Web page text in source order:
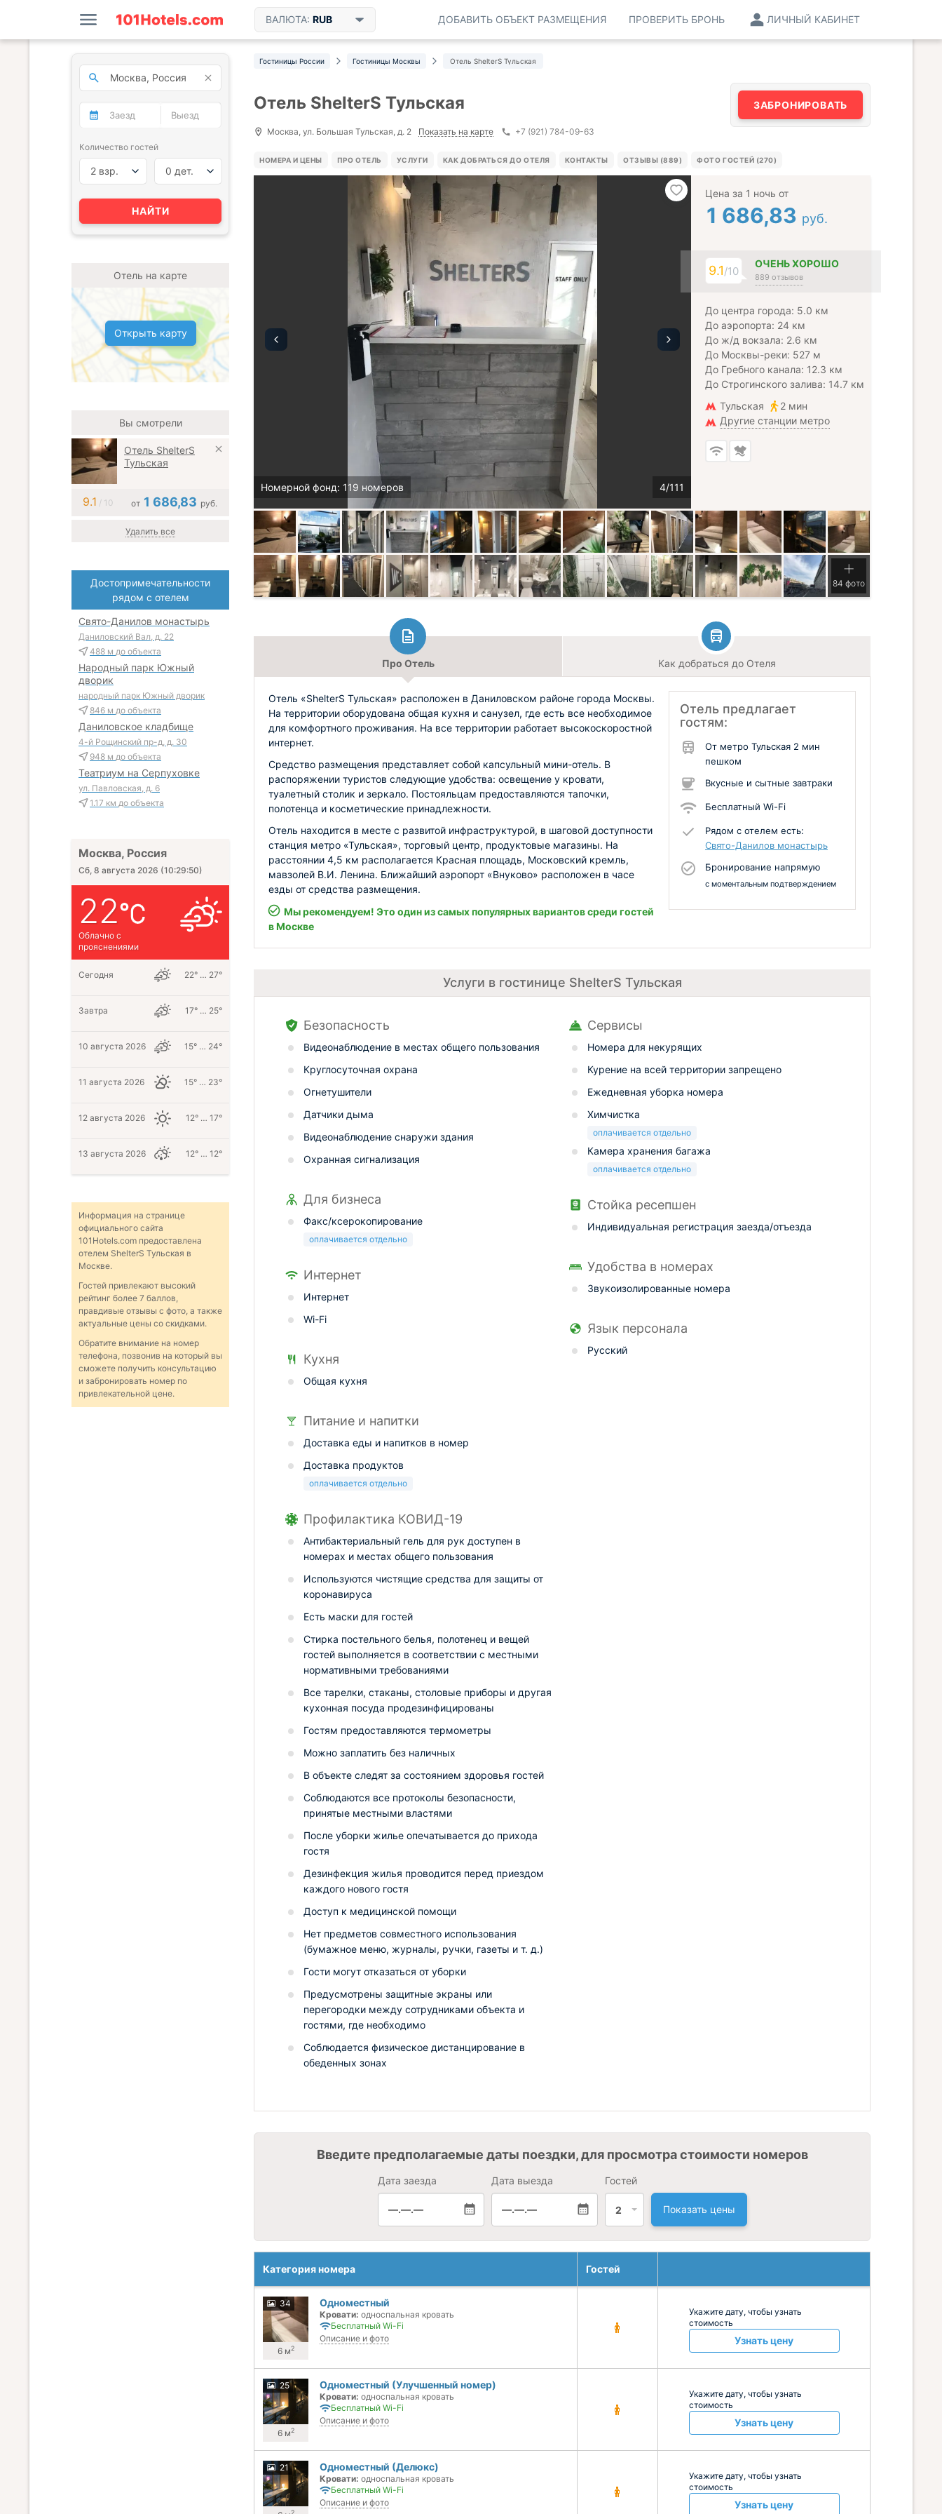
ВАЛЮТА: RUB ЛИЧНЫЙ КАБИНЕТ
ПРОВЕРИТЬ БРОНЬ
ДОБАВИТЬ ОБЪЕКТ РАЗМЕЩЕНИЯ
Гостиницы России Гостиницы Москвы Отель ShelterS Тульская
Отель ShelterS Тульская
Москва, ул. Большая Тульская, д. 2 Показать на карте +7 (921) 784-09-63
ЗАБРОНИРОВАТЬ
НОМЕРА И ЦЕНЫ ПРО ОТЕЛЬ УСЛУГИ КАК ДОБРАТЬСЯ ДО ОТЕЛЯ КОНТАКТЫ ОТЗЫВЫ (889) ФОТО ГОСТЕЙ (270)
Номерной фонд: 119 номеров
Цена за 1 ночь от
1 686,83 руб.
9.1/10
ОЧЕНЬ ХОРОШО
889 отзывов
До центра города: 5.0 км
До аэропорта: 24 км
До ж/д вокзала: 2.6 км
До Москвы-реки: 527 м
До Гребного канала: 12.3 км
До Строгинского залива: 14.7 км
Тульская
2 мин
Другие станции метро
84 фото
Про Отель Как добраться до Отеля
Отель предлагает
гостям:
От метро Тульская 2 мин
пешком
Вкусные и сытные завтраки
Бесплатный Wi-Fi
Рядом с отелем есть:
Свято-Данилов монастырь
Бронирование напрямую
с моментальным подтверждением
Отель «ShelterS Тульская» расположен в Даниловском районе города Москвы.
На территории оборудована общая кухня и санузел, где есть все необходимое
для комфортного проживания. На все территории работает высокоскоростной
интернет.
Средство размещения представляет собой капсульный мини-отель. В
распоряжении туристов следующие удобства: освещение у кровати,
туалетный столик и зеркало. Постояльцам предоставляются тапочки,
полотенца и косметические принадлежности.
Отель находится в месте с развитой инфраструктурой, в шаговой доступности
станция метро «Тульская», торговый центр, продуктовые магазины. На
расстоянии 4,5 км располагается Красная площадь, Московский кремль,
мавзолей В.И. Ленина. Ближайший аэропорт «Внуково» расположен в часе
езды от средства размещения.
Мы рекомендуем! Это один из самых популярных вариантов среди гостей
в Москве
Услуги в гостинице ShelterS Тульская
Безопасность
Видеонаблюдение в местах общего пользования
Круглосуточная охрана
Огнетушители
Датчики дыма
Видеонаблюдение снаружи здания
Охранная сигнализация
Для бизнеса
Факс/ксерокопирование
оплачивается отдельно
Интернет
Интернет
Wi-Fi
Кухня
Общая кухня
Питание и напитки
Доставка еды и напитков в номер
Доставка продуктов
оплачивается отдельно
Профилактика КОВИД-19
Антибактериальный гель для рук доступен в
номерах и местах общего пользования
Используются чистящие средства для защиты от
коронавируса
Есть маски для гостей
Стирка постельного белья, полотенец и вещей
гостей выполняется в соответствии с местными
нормативными требованиями
Все тарелки, стаканы, столовые приборы и другая
кухонная посуда продезинфицированы
Гостям предоставляются термометры
Можно заплатить без наличных
В объекте следят за состоянием здоровья гостей
Соблюдаются все протоколы безопасности,
принятые местными властями
После уборки жилье опечатывается до прихода
гостя
Дезинфекция жилья проводится перед приездом
каждого нового гостя
Доступ к медицинской помощи
Нет предметов совместного использования
(бумажное меню, журналы, ручки, газеты и т. д.)
Гости могут отказаться от уборки
Предусмотрены защитные экраны или
перегородки между сотрудниками объекта и
гостями, где необходимо
Соблюдается физическое дистанцирование в
обеденных зонах
Сервисы
Номера для некурящих
Курение на всей территории запрещено
Ежедневная уборка номера
Химчистка
оплачивается отдельно
Камера хранения багажа
оплачивается отдельно
Стойка ресепшен
Индивидуальная регистрация заезда/отъезда
Удобства в номерах
Звукоизолированные номера
Язык персонала
Русский
Введите предполагаемые даты поездки, для просмотра стоимости номеров
Дата заезда
—.—.—
Дата выезда
—.—.—
Гостей
2 Показать цены
Категория номера Гостей
34
6 м2
Одноместный
Кровати: односпальная кровать
Бесплатный Wi-Fi
Описание и фото
Укажите дату, чтобы узнать
стоимость
Узнать цену
25
6 м2
Одноместный (Улучшенный номер)
Кровати: односпальная кровать
Бесплатный Wi-Fi
Описание и фото
Укажите дату, чтобы узнать
стоимость
Узнать цену
21
2
Одноместный (Делюкс)
Кровати: односпальная кровать
Бесплатный Wi-Fi
Описание и фото
Укажите дату, чтобы узнать
стоимость
Узнать цену
Количество гостей
2 взр. 0 дет.
НАЙТИ
Отель на карте
Открыть карту
Вы смотрели
Отель ShelterS
Тульская
9.1 / 10 от 1 686,83 руб.
Удалить все
Достопримечательности
рядом с отелем
Свято-Данилов монастырь
Даниловский Вал, д. 22
488 м до объекта
Народный парк Южный
дворик
народный парк Южный дворик
846 м до объекта
Даниловское кладбище
4-й Рощинский пр-д, д. 30
948 м до объекта
Театриум на Серпуховке
ул. Павловская, д. 6
1.17 км до объекта
Москва, Россия
Сб, 8 августа 2026 (10:29:51)
22
Облачно с
прояснениями
Сегодня 22° … 27°
Завтра 17° … 25°
10 августа 2026 15° … 24°
11 августа 2026 15° … 23°
12 августа 2026 12° … 17°
13 августа 2026 12° … 12°
Информация на странице
официального сайта
101Hotels.com предоставлена
отелем ShelterS Тульская в
Москве.
Гостей привлекают высокий
рейтинг более 7 баллов,
правдивые отзывы с фото, а также
актуальные цены со скидками.
Обратите внимание на номер
телефона, позвонив на который вы
сможете получить консультацию
и забронировать номер по
привлекательной цене.